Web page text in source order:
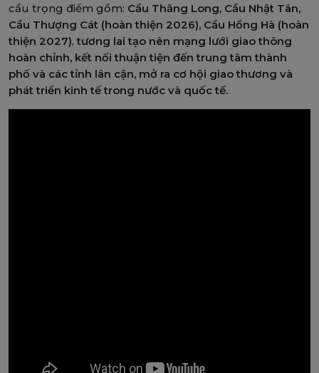
cầu trọng điểm gồm: Cầu Thăng Long, Cầu Nhật Tân,
Cầu Thượng Cát (hoàn thiện 2026), Cầu Hồng Hà (hoàn
thiện 2027),tương lai tạo nên mạng lưới giao thông
hoàn chỉnh, kết nối thuận tiện đến trung tâm thành
phố và các tỉnh lân cận, mở ra cơ hội giao thương và
phát triển kinh tế trong nước và quốc tế.